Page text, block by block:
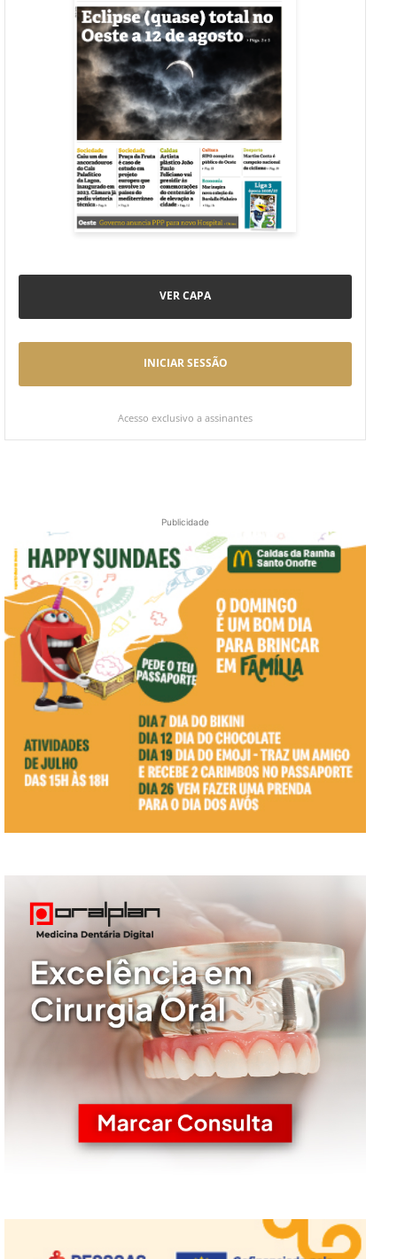
VER CAPA
INICIAR SESSÃO
Acesso exclusivo a assinantes
Publicidade